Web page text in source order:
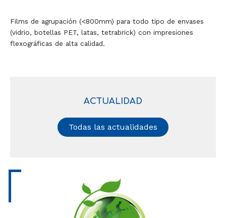
Films de agrupación (<800mm) para todo tipo de envases
(vidrio, botellas PET, latas, tetrabrick) con impresiones
flexográficas de alta calidad.
ACTUALIDAD
Todas las actualidades